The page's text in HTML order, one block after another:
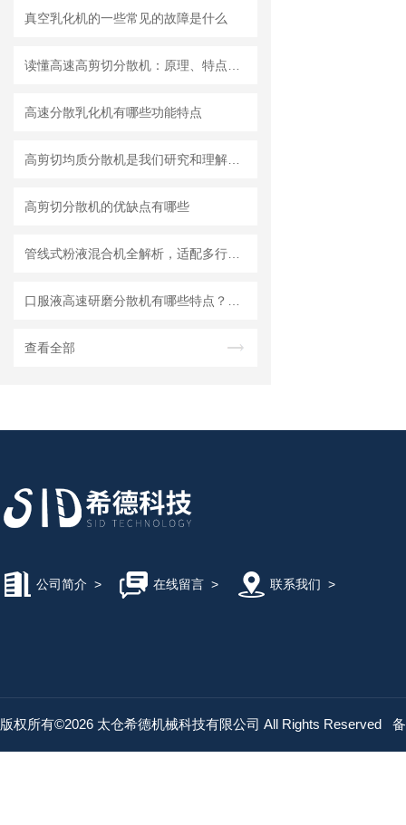
真空乳化机的一些常见的故障是什么
高速分散乳化机有哪些功能特点
高剪切分散机的优缺点有哪些
查看全部
公司简介 > 在线留言> 联系我们 >
版权所有©2026 太仓希德机械科技有限公司 All Rights Reserved